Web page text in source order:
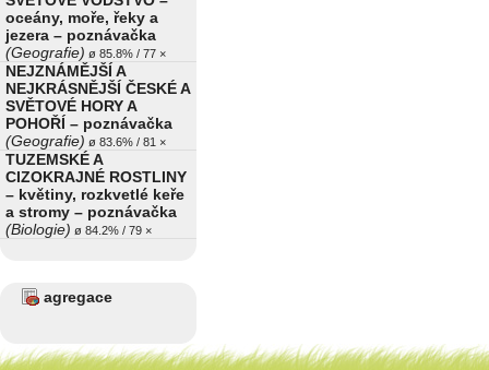
oceány, moře, řeky a
jezera – poznávačka
(Geografie) ø 85.8% / 77 ×
NEJZNÁMĚJŠÍ A
NEJKRÁSNĚJŠÍ ČESKÉ A
SVĚTOVÉ HORY A
POHOŘÍ – poznávačka
(Geografie) ø 83.6% / 81 ×
TUZEMSKÉ A
CIZOKRAJNÉ ROSTLINY
– květiny, rozkvetlé keře
a stromy – poznávačka
(Biologie) ø 84.2% / 79 ×
agregace